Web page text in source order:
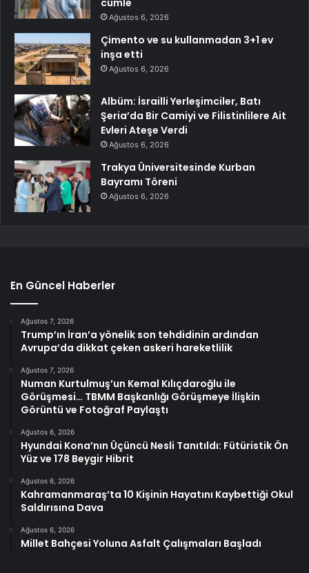
Ağustos 6, 2026
Çimento ve su kullanmadan 3+1 ev
inşa etti
Ağustos 6, 2026
Albüm: İsrailli Yerleşimciler, Batı
Şeria’da Bir Camiyi ve Filistinlilere Ait
Evleri Ateşe Verdi
Ağustos 6, 2026
Trakya Üniversitesinde Kurban
Bayramı Töreni
Ağustos 6, 2026
En Güncel Haberler
Ağustos 7, 2026
Trump’ın İran’a yönelik son tehdidinin ardından
Avrupa’da dikkat çeken askeri hareketlilik
Ağustos 7, 2026
Numan Kurtulmuş’un Kemal Kılıçdaroğlu ile
Görüşmesi… TBMM Başkanlığı Görüşmeye İlişkin
Görüntü ve Fotoğraf Paylaştı
Ağustos 6, 2026
Hyundai Kona’nın Üçüncü Nesli Tanıtıldı: Fütüristik Ön
Yüz ve 178 Beygir Hibrit
Ağustos 6, 2026
Kahramanmaraş’ta 10 Kişinin Hayatını Kaybettiği Okul
Saldırısına Dava
Ağustos 6, 2026
Millet Bahçesi Yoluna Asfalt Çalışmaları Başladı